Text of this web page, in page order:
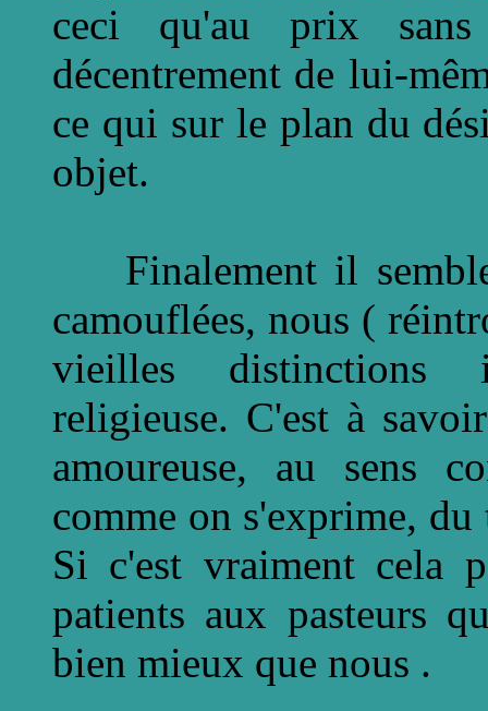
ceci qu'au prix
décentrement de lui-
ce qui sur le plan du
objet.
Finalement il
camouflées, nous (
vieilles distinctions
religieuse. C'est à
amoureuse, au sens
comme on s'exprime,
Si c'est vraiment cela
patients aux pasteurs
bien mieux que nous .